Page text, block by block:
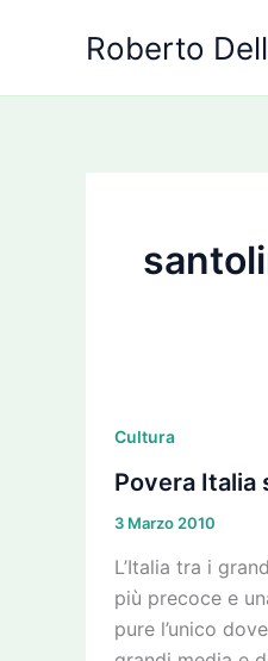
Roberto
Cultura
Povera Italia
3 Marzo 2010
L’Italia tra i
più precoce e
pure l’unico
Italia
senza
passione
verde